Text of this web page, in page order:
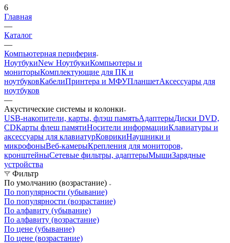
6
Главная
—
Каталог
—
Компьютерная периферия
НоутбукиNew НоутбукиКомпьютеры и
мониторыКомплектующие для ПК и
ноутбуковКабелиПринтера и МФУПланшетАксессуары для
ноутбуков
—
Акустические системы и колонки
USB-накопители, карты, флэш памятьАдаптерыДиски DVD,
CDКарты флеш памятиНосители информацииКлавиатуры и
аксессуары для клавиатурКоврикиНаушники и
микрофоныВеб-камерыКрепления для мониторов,
кронштейныСетевые фильтры, адаптерыМышиЗарядные
устройства
Фильтр
По умолчанию (возрастание)
По популярности (убывание)
По популярности (возрастание)
По алфавиту (убывание)
По алфавиту (возрастание)
По цене (убывание)
По цене (возрастание)